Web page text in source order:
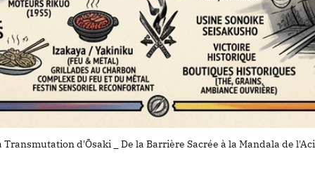
Transmutation d'Ōsaki _ De la Barrière Sacrée à la Mandala de